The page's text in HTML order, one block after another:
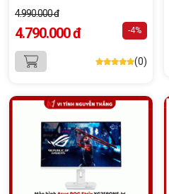
4.990.000 đ
4.790.000 đ -4%
(0)